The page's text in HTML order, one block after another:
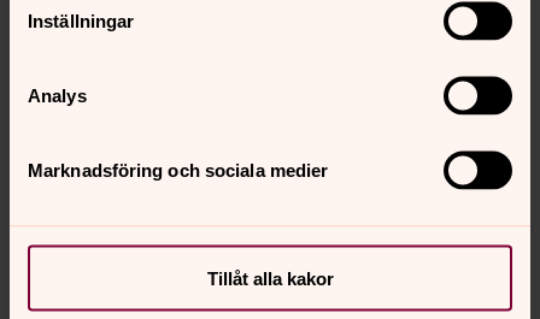
Inställningar
Analys
Marknadsföring och sociala medier
Tillåt alla kakor
Kantor, Asker-Lännäs församling
E-post:
Synpunkter eller frågor på sidans
innehåll?